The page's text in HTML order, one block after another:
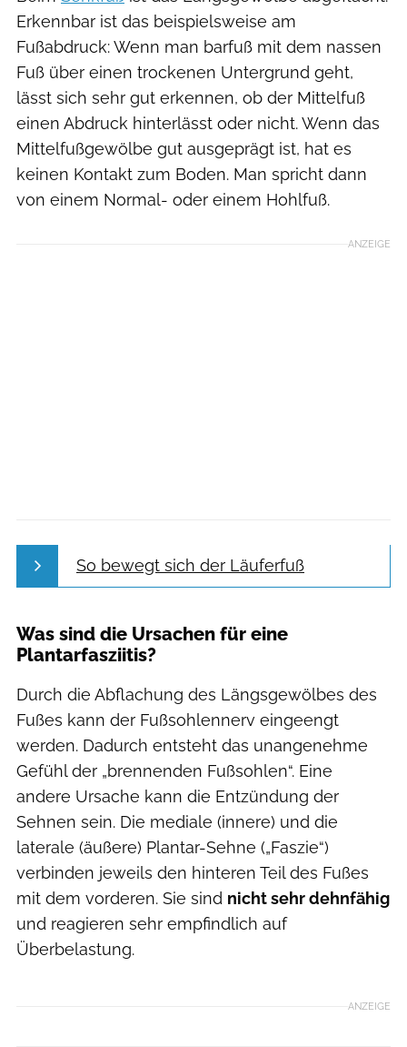
Erkennbar ist das beispielsweise am
Fußabdruck: Wenn man barfuß mit dem nassen
Fuß über einen trockenen Untergrund geht,
lässt sich sehr gut erkennen, ob der Mittelfuß
einen Abdruck hinterlässt oder nicht. Wenn das
Mittelfußgewölbe gut ausgeprägt ist, hat es
keinen Kontakt zum Boden. Man spricht dann
von einem Normal- oder einem Hohlfuß.
ANZEIGE
So bewegt sich der Läuferfuß
Was sind die Ursachen für eine
Plantarfasziitis?
Durch die Abflachung des Längsgewölbes des
Fußes kann der Fußsohlennerv eingeengt
werden. Dadurch entsteht das unangenehme
Gefühl der „brennenden Fußsohlen“. Eine
andere Ursache kann die Entzündung der
Sehnen sein. Die mediale (innere) und die
laterale (äußere) Plantar-Sehne („Faszie“)
verbinden jeweils den hinteren Teil des Fußes
mit dem vorderen. Sie sind nicht sehr dehnfähig
und reagieren sehr empfindlich auf
Überbelastung.
ANZEIGE